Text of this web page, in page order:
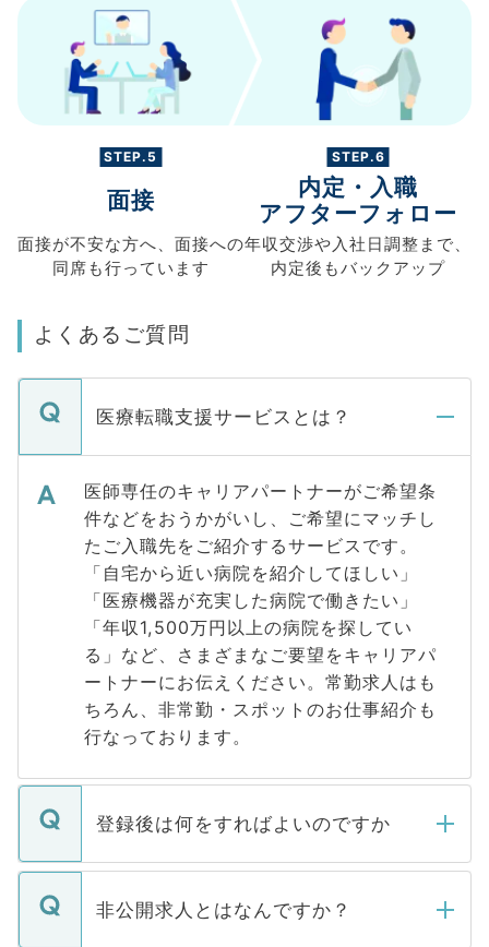
STEP.5
面接
面接が不安な方へ、 面接への
同席も行っています
STEP.6
内定・入職
アフターフォロー
年収交渉や入社日調整まで、
内定後もバックアップ
よくあるご質問
医療転職支援サービスとは？
医師専任のキャリアパートナーがご希望条
件などをおうかがいし、ご希望にマッチし
たご入職先をご紹介するサービスです。
「自宅から近い病院を紹介してほしい」
「医療機器が充実した病院で働きたい」
「年収1,500万円以上の病院を探してい
る」など、さまざまなご要望をキャリアパ
ートナーにお伝えください。常勤求人はも
ちろん、非常勤・スポットのお仕事紹介も
行なっております。
登録後は何をすればよいのですか
ご登録いただきましたら、弊社担当者がご
登録内容を確認し、その後メールもしくは
非公開求人とはなんですか？